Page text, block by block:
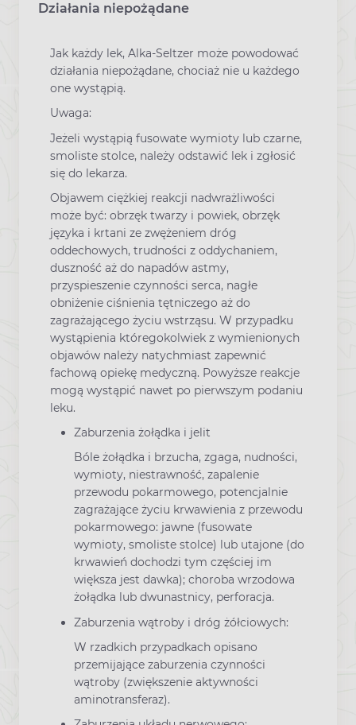
Działania niepożądane
Jak każdy lek, Alka-Seltzer może powodować
działania niepożądane, chociaż nie u każdego
one wystąpią.
Uwaga:
Jeżeli wystąpią fusowate wymioty lub czarne,
smoliste stolce, należy odstawić lek i zgłosić
się do lekarza.
Objawem ciężkiej reakcji nadwrażliwości
może być: obrzęk twarzy i powiek, obrzęk
języka i krtani ze zwężeniem dróg
oddechowych, trudności z oddychaniem,
duszność aż do napadów astmy,
przyspieszenie czynności serca, nagłe
obniżenie ciśnienia tętniczego aż do
zagrażającego życiu wstrząsu. W przypadku
wystąpienia któregokolwiek z wymienionych
objawów należy natychmiast zapewnić
fachową opiekę medyczną. Powyższe reakcje
mogą wystąpić nawet po pierwszym podaniu
leku.
Zaburzenia żołądka i jelit
Bóle żołądka i brzucha, zgaga, nudności,
wymioty, niestrawność, zapalenie
przewodu pokarmowego, potencjalnie
zagrażające życiu krwawienia z przewodu
pokarmowego: jawne (fusowate
wymioty, smoliste stolce) lub utajone (do
krwawień dochodzi tym częściej im
większa jest dawka); choroba wrzodowa
żołądka lub dwunastnicy, perforacja.
Zaburzenia wątroby i dróg żółciowych:
W rzadkich przypadkach opisano
przemijające zaburzenia czynności
wątroby (zwiększenie aktywności
aminotransferaz).